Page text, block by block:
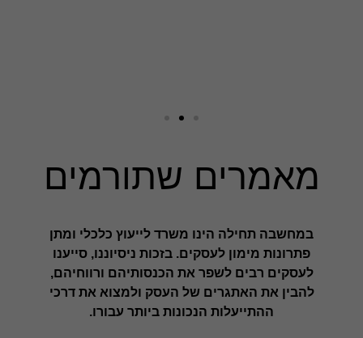
מאמרים שתורמים
במחשבה תחילה הינו משרד לייעוץ כלכלי ומתן
פתרונות מימון לעסקים. בזכות ניסיוננו, סייענו
לעסקים רבים לשפר את הכנסותיהם ורווחיהם,
להבין את האתגרים של העסק ולמצוא את דרכי
ההתייעלות הנכונות ביותר עבורו.